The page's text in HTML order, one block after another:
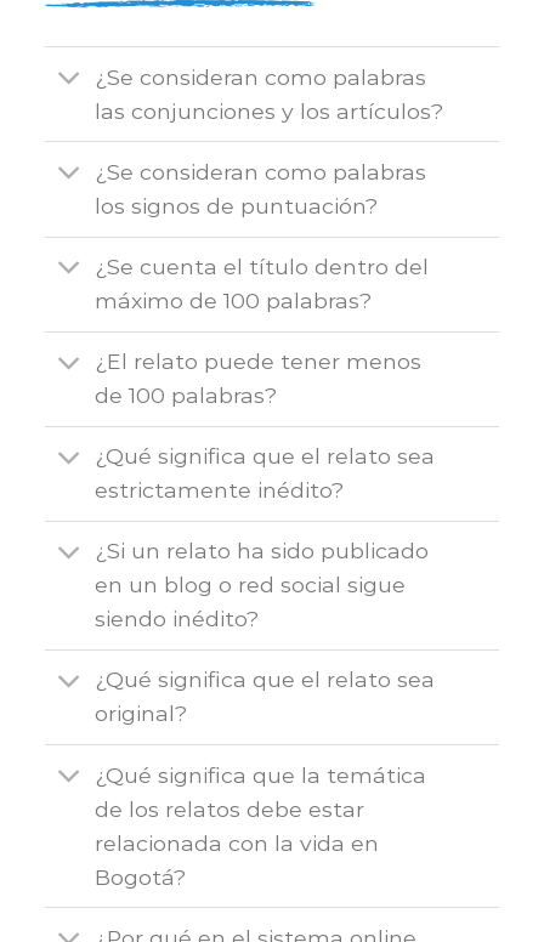
¿Se consideran como palabras
las conjunciones y los artículos?
¿Se consideran como palabras
los signos de puntuación?
¿Se cuenta el título dentro del
máximo de 100 palabras?
¿El relato puede tener menos
de 100 palabras?
¿Qué significa que el relato sea
estrictamente inédito?
¿Si un relato ha sido publicado
en un blog o red social sigue
siendo inédito?
¿Qué significa que el relato sea
original?
¿Qué significa que la temática
de los relatos debe estar
relacionada con la vida en
Bogotá?